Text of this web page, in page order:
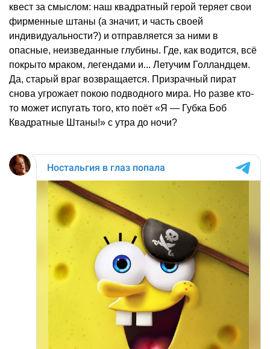
квест за смыслом: наш квадратный герой теряет свои
фирменные штаны (а значит, и часть своей
индивидуальности?) и отправляется за ними в
опасные, неизведанные глубины. Где, как водится, всё
покрыто мраком, легендами и... Летучим Голландцем.
Да, старый враг возвращается. Призрачный пират
снова угрожает покою подводного мира. Но разве кто-
то может испугать того, кто поёт «Я — Губка Боб
Квадратные Штаны!» с утра до ночи?